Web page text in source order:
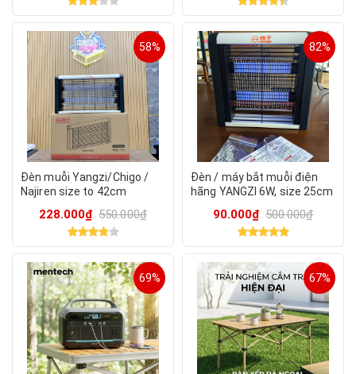
58%
Đèn muỗi Yangzi/Chigo /
Najiren size to 42cm
228.000₫ 550.000₫
82%
Đèn / máy bắt muỗi điện
hãng YANGZI 6W, size 25cm
90.000₫ 500.000₫
69% 67%